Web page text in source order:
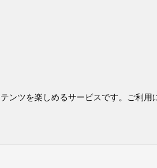
ンツを楽しめるサービスです。ご利